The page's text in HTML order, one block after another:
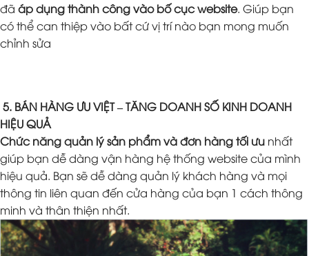
đã áp dụng thành công vào bố cục website. Giúp bạn
có thể can thiệp vào bất cứ vị trí nào bạn mong muốn
chỉnh sửa
5. BÁN HÀNG ƯU VIỆT – TĂNG DOANH SỐ KINH DOANH
HIỆU QUẢ
Chức năng quản lý sản phẩm và đơn hàng tối ưu nhất
giúp bạn dễ dàng vận hàng hệ thống website của mình
hiệu quả. Bạn sẽ dễ dàng quản lý khách hàng và mọi
thông tin liên quan đến cửa hàng của bạn 1 cách thông
minh và thân thiện nhất.